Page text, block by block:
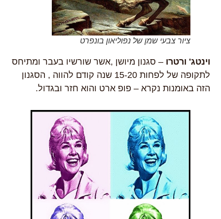
ציור צבעי שמן של נפוליאון בונפרט
וינטג' ורטרו – סגנון מיושן ,אשר שורשיו בעבר ומתיחס
לתקופה של לפחות 15-20 שנה קודם להווה , הסגנון
הזה באומנות נקרא – פופ ארט והוא חזר ובגדול.